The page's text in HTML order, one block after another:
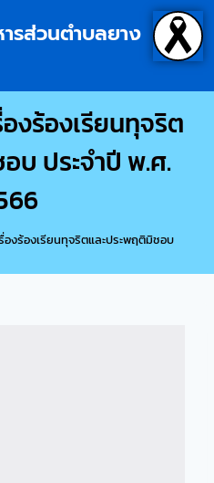
รส่วนตำบลยาง
งร้องเรียนทุจริต
บ ประจำปี พ.ศ.
องร้องเรียนทุจริตและประพฤติมิชอบ